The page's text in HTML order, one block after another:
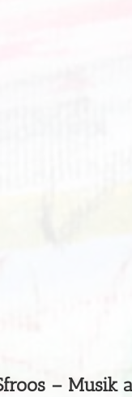
– Musik